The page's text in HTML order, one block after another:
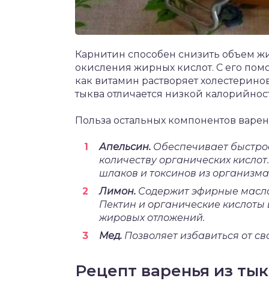
Карнитин способен снизить объем
окисления жирных кислот. С его
как витамин растворяет
тыква отличается низкой
Польза остальных компонентов
Апельсин. Обеспечивает
количеству органических
шлаков и токсинов из
Лимон. Содержит эфирные
Пектин и органические
жировых отложений.
Мед. Позволяет избавиться от
Рецепт варенья из